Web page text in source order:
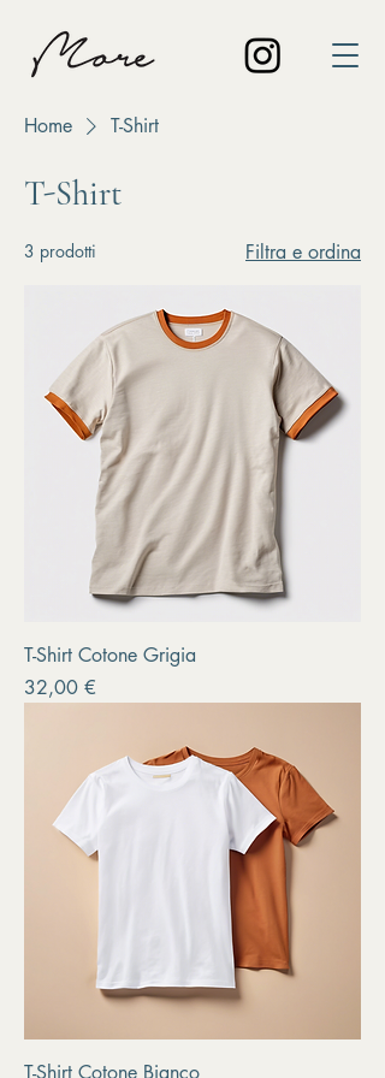
Home T-Shirt
T-Shirt
3 prodotti Filtra e ordina
T-Shirt Cotone Grigia
Prezzo
32,00 €
T-Shirt Cotone Bianco